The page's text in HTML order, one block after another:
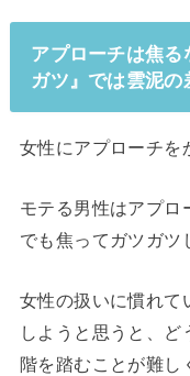
アプローチは焦
ガツ』では雲泥の
女性にアプローチを
モテる男性はアプロ
でも焦ってガツガツ
女性の扱いに慣れて
しようと思うと、
階を踏むことが難し